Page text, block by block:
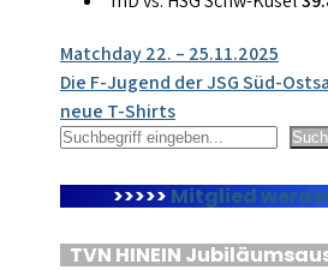
Matchday 22. – 25.11.2025
Die F-Jugend der JSG Süd-
neue T-Shirts
Suchen
>>>>> Mitglied
TVN HINEIN